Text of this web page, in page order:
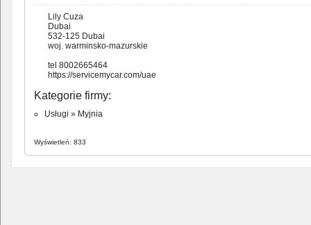
Lily Cuza
Dubai
532-125 Dubai
woj. warminsko-mazurskie
tel 8002665464
https://servicemycar.com/uae
Kategorie firmy:
Usługi » Myjnia
Wyświetleń: 833